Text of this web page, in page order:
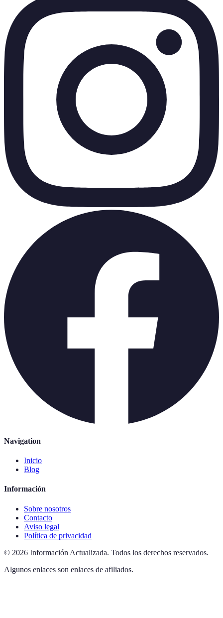
Navigation
Inicio
Blog
Información
Sobre nosotros
Contacto
Aviso legal
Política de privacidad
© 2026 Información Actualizada. Todos los derechos reservados.
Algunos enlaces son enlaces de afiliados.